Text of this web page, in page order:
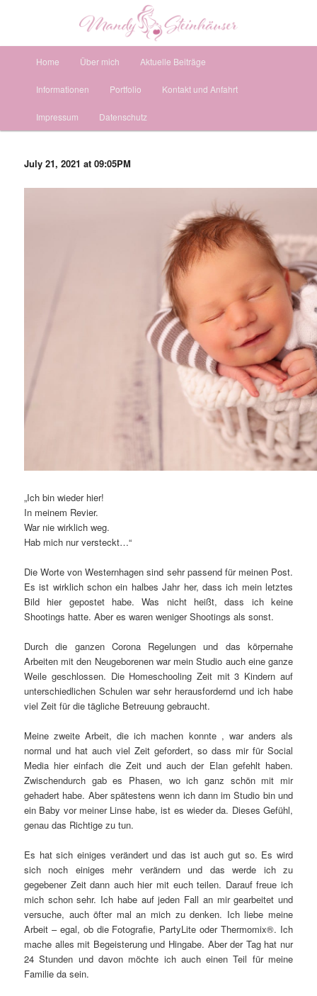
Mandy Steinhäuser Fotografie
Fotografie mit Herz & Liebe zum Detail
Zum
primären
Inhalt
Zum
sekundären
Inhalt
Home Über mich Aktuelle Beiträge
Informationen Portfolio Kontakt und Anfahrt
Impressum Datenschutz
July 21, 2021 at 09:05PM
„Ich bin wieder hier!
In meinem Revier.
War nie wirklich weg.
Hab mich nur versteckt…“
Die Worte von Westernhagen sind sehr passend für meinen Post.
Es ist wirklich schon ein halbes Jahr her, dass ich mein letztes
Bild hier gepostet habe. Was nicht heißt, dass ich keine
Shootings hatte. Aber es waren weniger Shootings als sonst.
Durch die ganzen Corona Regelungen und das körpernahe
Arbeiten mit den Neugeborenen war mein Studio auch eine ganze
Weile geschlossen. Die Homeschooling Zeit mit 3 Kindern auf
unterschiedlichen Schulen war sehr herausfordernd und ich habe
viel Zeit für die tägliche Betreuung gebraucht.
Meine zweite Arbeit, die ich machen konnte , war anders als
normal und hat auch viel Zeit gefordert, so dass mir für Social
Media hier einfach die Zeit und auch der Elan gefehlt haben.
Zwischendurch gab es Phasen, wo ich ganz schön mit mir
gehadert habe. Aber spätestens wenn ich dann im Studio bin und
ein Baby vor meiner Linse habe, ist es wieder da. Dieses Gefühl,
genau das Richtige zu tun.
Es hat sich einiges verändert und das ist auch gut so. Es wird
sich noch einiges mehr verändern und das werde ich zu
gegebener Zeit dann auch hier mit euch teilen. Darauf freue ich
mich schon sehr. Ich habe auf jeden Fall an mir gearbeitet und
versuche, auch öfter mal an mich zu denken. Ich liebe meine
Arbeit – egal, ob die Fotografie, PartyLite oder Thermomix®. Ich
mache alles mit Begeisterung und Hingabe. Aber der Tag hat nur
24 Stunden und davon möchte ich auch einen Teil für meine
Familie da sein.